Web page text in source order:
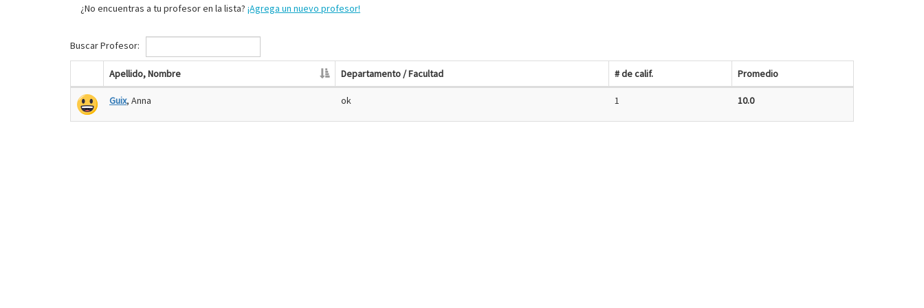
¿No encuentras a tu profesor en la lista? ¡Agrega un nuevo profesor!
Buscar Profesor:
Apellido, Nombre Departamento / Facultad # de calif. Promedio
Guix, Anna ok 1 10.0